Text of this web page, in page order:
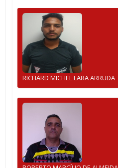
RICHARD MICHEL LARA ARRUDA